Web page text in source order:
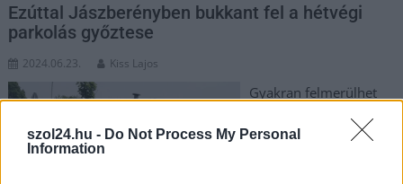
szol24.hu - Do Not Process My Personal
Information
Ezúttal Jászberényben bukkant fel a hétvégi
parkolás győztese
2024.06.23. Kiss Lajos
Gyakran felmerülhet
hogy vajon valóban